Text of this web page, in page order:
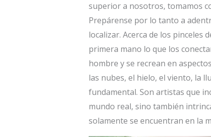
superior a nosotros, tomamos
Prepárense por lo tanto a
localizar. Acerca de los pinceles
primera mano lo que los
hombre y se recrean en
las nubes, el hielo, el viento, la
fundamental. Son artistas que
mundo real, sino también
solamente se encuentran en la